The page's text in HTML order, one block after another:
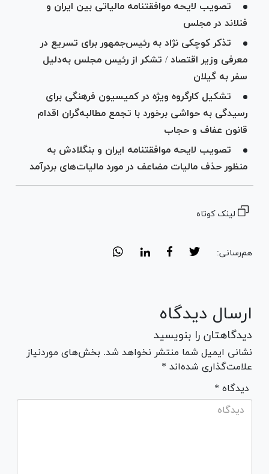
تصویب لایحه موافقتنامه مالیاتی بین ایران و
فنلاند در مجلس
تذکر کوچکی نژاد به رئیس‌جمهور برای تسریع در
معرفی وزیر اقتصاد / تشکر از رئیس مجلس به‌دلیل
سفر به گیلان
تشکیل کارگروه ویژه در کمیسیون فرهنگی برای
رسیدگی به حواشی برخورد با تجمع مطالبه‌گران اقدام
قانون عفاف و حجاب
تصویب لایحه موافقتنامه ایران و بنگلادش به
منظور حذف مالیات مضاعف در مورد مالیات‌های بردرآمد
لینک کوتاه
هم‌رسانی:
ارسال دیدگاه
دیدگاهتان را بنویسید
نشانی ایمیل شما منتشر نخواهد شد. بخش‌های موردنیاز
علامت‌گذاری شده‌اند *
* دیدگاه